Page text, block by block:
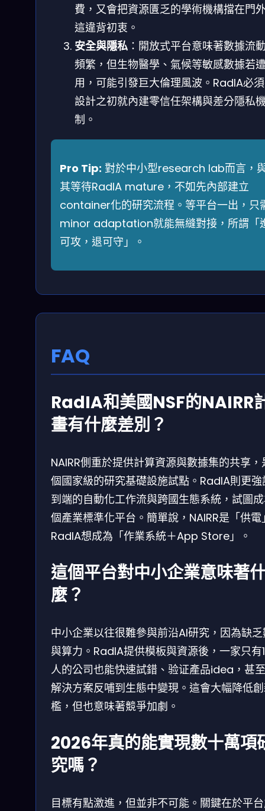
費，又會把資源匱乏的學術機構擋在門
這違背初衷。
安全與隱私 ：開放式平台意味著數據流
頻繁，但生物醫學、氣候等敏感數據若
用，可能引發巨大倫理風波。RadIA必
設計之初就內建零信任架構與差分隱私
制。
Pro Tip: 對於中小型research lab而言，
其等待RadIA mature，不如先內部建立
container化的研究流程。等平台一出，只
minor adaptation就能無縫對接，所謂「
可攻，退可守」。
FAQ
RadIA和美國NSF的NAIRR
畫有什麼差別？
NAIRR側重於提供計算資源與數據集的共享，
個國家級的研究基礎設施試點。RadIA則更強
到端的自動化工作流與跨國生態系統，試圖
個產業標準化平台。簡單說，NAIRR是「供電
RadIA想成為「作業系統＋App Store」。
這個平台對中小企業意味著
麼？
中小企業以往很難參與前沿AI研究，因為缺
與算力。RadIA提供模板與資源後，一家只有
人的公司也能快速試錯、验证產品idea，甚
解決方案反哺到生態中變現。這會大幅降低
檻，但也意味著競爭加劇。
2026年真的能實現數十萬項
究嗎？
目標有點激進，但並非不可能。關鍵在於平